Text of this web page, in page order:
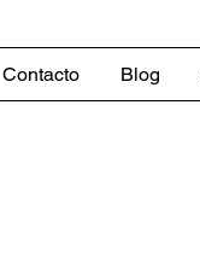
Contacto Blog